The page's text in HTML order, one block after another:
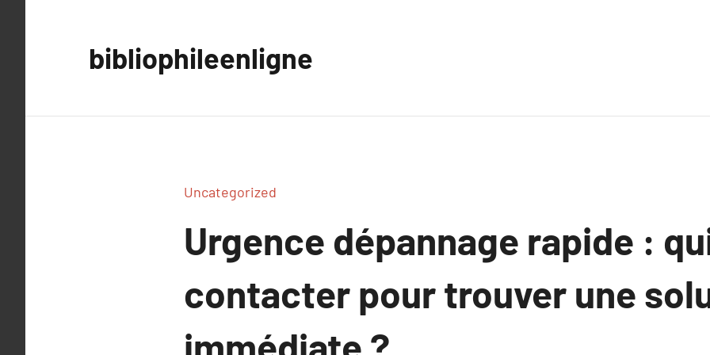
bibliophileenligne
Uncategorized
Urgence dépannage rapide :
contacter pour trouver une